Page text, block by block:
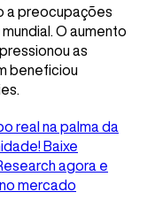
a preocupações
O aumento
as
beneficiou
real na palma da
Baixe
agora e
mercado